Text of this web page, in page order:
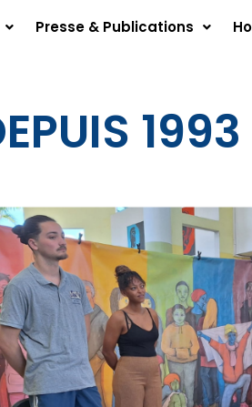
Presse & Publications
1993